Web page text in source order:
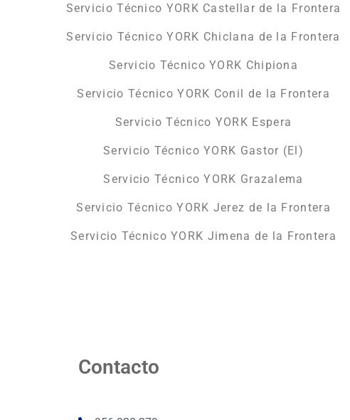
Servicio Técnico YORK Castellar de la Frontera
Servicio Técnico YORK Chiclana de la Frontera
Servicio Técnico YORK Chipiona
Servicio Técnico YORK Conil de la Frontera
Servicio Técnico YORK Espera
Servicio Técnico YORK Gastor (El)
Servicio Técnico YORK Grazalema
Servicio Técnico YORK Jerez de la Frontera
Servicio Técnico YORK Jimena de la Frontera
Contacto